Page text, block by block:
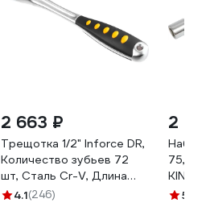
2 663 ₽
Трещотка 1/2" Inforce DR,
Количество зубьев 72
шт, Сталь Cr-V, Длина
260мм,
4.1(246)
2
Набор
75,
KING
5